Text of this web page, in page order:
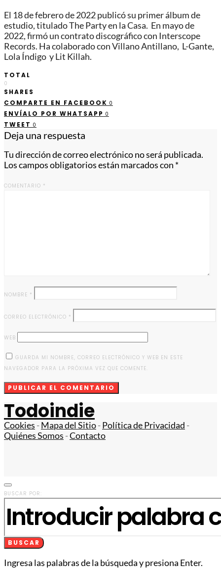
El 18 de febrero de 2022 publicó su primer álbum de
estudio, titulado The Party en la Casa. En mayo de
2022, firmó un contrato discográfico con Interscope
Records.​ Ha colaborado con Villano Antillano, ​ L-Gante,
Lola Índigo ​ y Lit Killah.
TOTAL
0
SHARES
COMPARTE EN FACEBOOK 0
ENVÍALO POR WHATSAPP 0
TWEET 0
Deja una respuesta
Tu dirección de correo electrónico no será publicada.
Los campos obligatorios están marcados con *
COMENTARIO *
NOMBRE *
CORREO ELECTRÓNICO *
WEB
GUARDA MI NOMBRE, CORREO ELECTRÓNICO Y WEB EN ESTE
NAVEGADOR PARA LA PRÓXIMA VEZ QUE COMENTE.
Todoindie
Cookies -Mapa del Sitio-Política de Privacidad -
Quiénes Somos -Contacto
BUSCAR POR:
BUSCAR
Ingresa las palabras de la búsqueda y presiona Enter.